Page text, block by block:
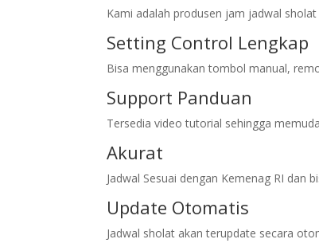
Kami adalah produsen jam jadwal
Setting Control Lengkap
Bisa menggunakan tombol manual,
Support Panduan
Tersedia video tutorial sehingga
Akurat
Jadwal Sesuai dengan Kemenag RI dan
Update Otomatis
Jadwal sholat akan terupdate secara